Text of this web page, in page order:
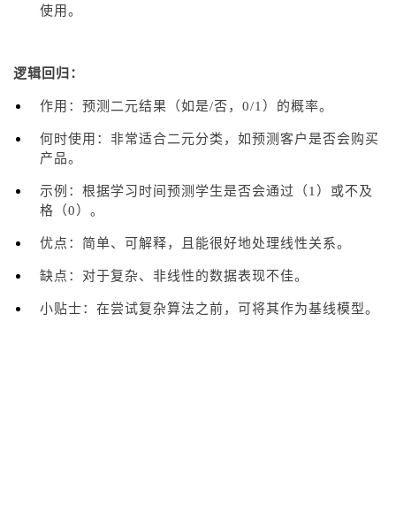
使用。
逻辑回归：
作用：预测二元结果（如是/否，0/1）的概率。
何时使用：非常适合二元分类，如预测客户是否会购买
产品。
示例：根据学习时间预测学生是否会通过（1）或不及
格（0）。
优点：简单、可解释，且能很好地处理线性关系。
缺点：对于复杂、非线性的数据表现不佳。
小贴士：在尝试复杂算法之前，可将其作为基线模型。